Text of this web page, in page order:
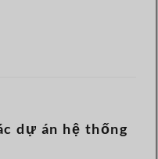
dự án hệ thống